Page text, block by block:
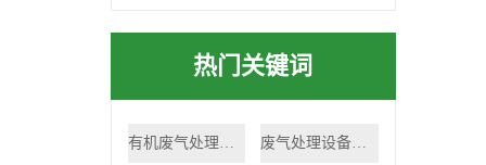
热门关键词
有机废气处理设备 废气处理设备厂家